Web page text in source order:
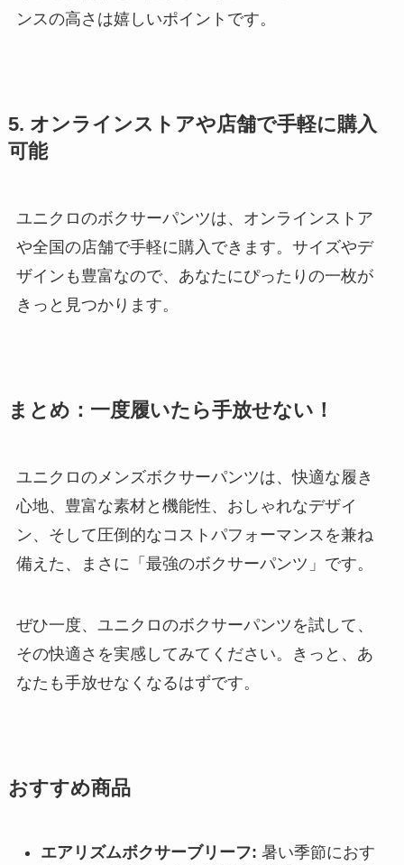
ンスの高さは嬉しいポイントです。
5. オンラインストアや店舗で手軽に購入
可能
ユニクロのボクサーパンツは、オンラインストア
や全国の店舗で手軽に購入できます。サイズやデ
ザインも豊富なので、あなたにぴったりの一枚が
きっと見つかります。
まとめ：一度履いたら手放せない！
ユニクロのメンズボクサーパンツは、快適な履き
心地、豊富な素材と機能性、おしゃれなデザイ
ン、そして圧倒的なコストパフォーマンスを兼ね
備えた、まさに「最強のボクサーパンツ」です。
ぜひ一度、ユニクロのボクサーパンツを試して、
その快適さを実感してみてください。きっと、あ
なたも手放せなくなるはずです。
おすすめ商品
エアリズムボクサーブリーフ: 暑い季節におす